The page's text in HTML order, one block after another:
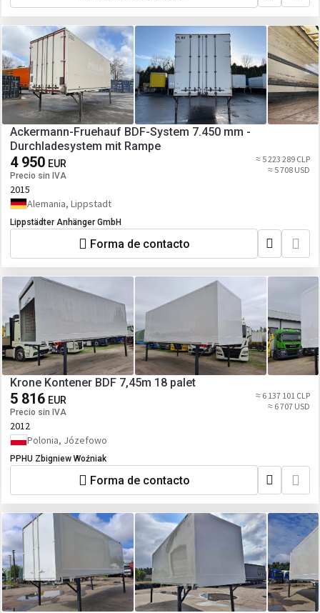
Ackermann-Fruehauf BDF-System 7.450 mm -
Durchladesystem mit Rampe
4 950 EUR
Precio sin IVA
≈ 5 223 289 CLP
≈ 5 708 USD
2015
Alemania, Lippstadt
Lippstädter Anhänger GmbH
Forma de contacto
Krone Kontener BDF 7,45m 18 palet
5 816 EUR
Precio sin IVA
≈ 6 137 101 CLP
≈ 6 707 USD
2012
Polonia, Józefowo
PPHU Zbigniew Woźniak
Forma de contacto